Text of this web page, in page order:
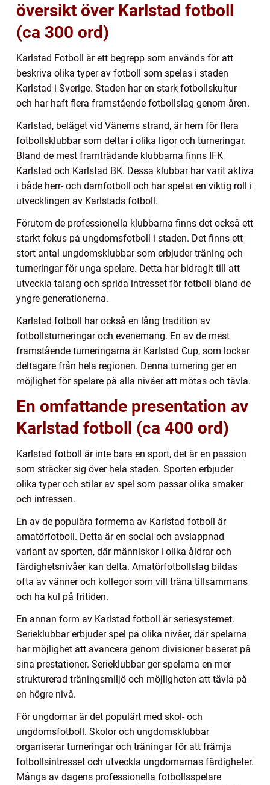
översikt över Karlstad fotboll
(ca 300 ord)
Karlstad Fotboll är ett begrepp som används för att
beskriva olika typer av fotboll som spelas i staden
Karlstad i Sverige. Staden har en stark fotbollskultur
och har haft flera framstående fotbollslag genom åren.
Karlstad, beläget vid Vänerns strand, är hem för flera
fotbollsklubbar som deltar i olika ligor och turneringar.
Bland de mest framträdande klubbarna finns IFK
Karlstad och Karlstad BK. Dessa klubbar har varit aktiva
i både herr- och damfotboll och har spelat en viktig roll i
utvecklingen av Karlstads fotboll.
Förutom de professionella klubbarna finns det också ett
starkt fokus på ungdomsfotboll i staden. Det finns ett
stort antal ungdomsklubbar som erbjuder träning och
turneringar för unga spelare. Detta har bidragit till att
utveckla talang och sprida intresset för fotboll bland de
yngre generationerna.
Karlstad fotboll har också en lång tradition av
fotbollsturneringar och evenemang. En av de mest
framstående turneringarna är Karlstad Cup, som lockar
deltagare från hela regionen. Denna turnering ger en
möjlighet för spelare på alla nivåer att mötas och tävla.
En omfattande presentation av
Karlstad fotboll (ca 400 ord)
Karlstad fotboll är inte bara en sport, det är en passion
som sträcker sig över hela staden. Sporten erbjuder
olika typer och stilar av spel som passar olika smaker
och intressen.
En av de populära formerna av Karlstad fotboll är
amatörfotboll. Detta är en social och avslappnad
variant av sporten, där människor i olika åldrar och
färdighetsnivåer kan delta. Amatörfotbollslag bildas
ofta av vänner och kollegor som vill träna tillsammans
och ha kul på fritiden.
En annan form av Karlstad fotboll är seriesystemet.
Serieklubbar erbjuder spel på olika nivåer, där spelarna
har möjlighet att avancera genom divisioner baserat på
sina prestationer. Serieklubbar ger spelarna en mer
strukturerad träningsmiljö och möjligheten att tävla på
en högre nivå.
För ungdomar är det populärt med skol- och
ungdomsfotboll. Skolor och ungdomsklubbar
organiserar turneringar och träningar för att främja
fotbollsintresset och utveckla ungdomarnas färdigheter.
Många av dagens professionella fotbollsspelare